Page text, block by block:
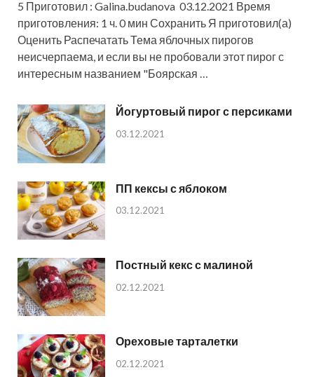
5 Приготовил : Galina.budanova 03.12.2021 Время
приготовления: 1 ч. 0 мин Сохранить Я приготовил(а)
Оценить Распечатать Тема яблочных пирогов
неисчерпаема, и если вы не пробовали этот пирог с
интересным названием "Боярская …
Йогуртовый пирог с персиками
03.12.2021
ПП кексы с яблоком
03.12.2021
Постный кекс с малиной
02.12.2021
Ореховые тарталетки
02.12.2021